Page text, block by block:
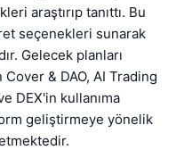
araştırıp tanıttı. Bu
seçenekleri sunarak
Gelecek planları
& DAO, AI Trading
DEX'in kullanıma
geliştirmeye yönelik